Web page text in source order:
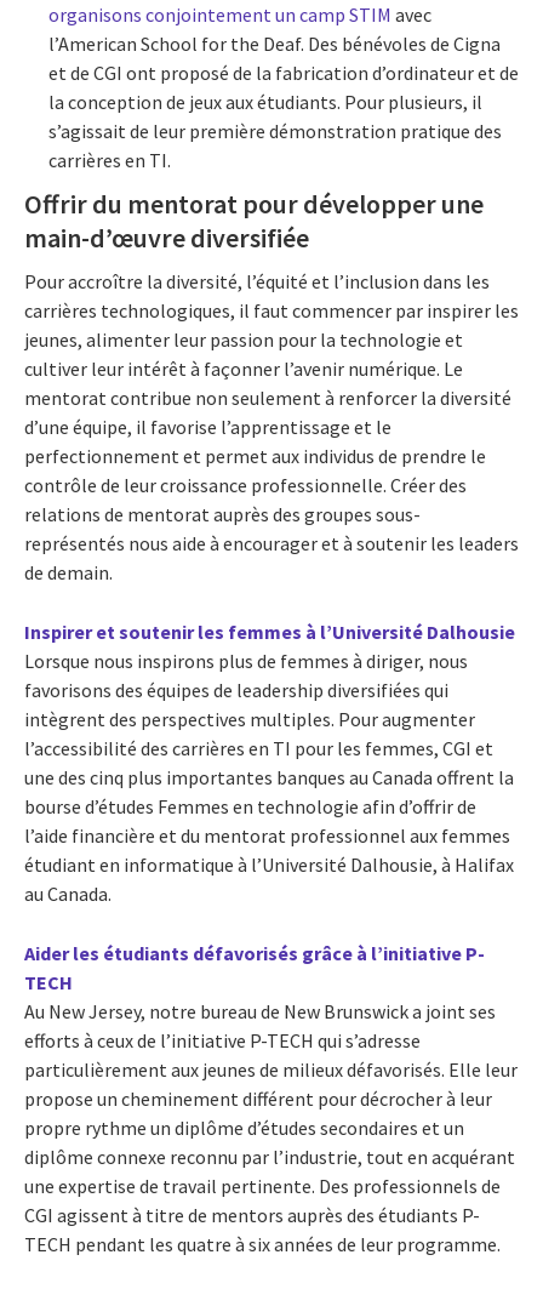
organisons conjointement un camp STIM avec
l’American School for the Deaf. Des bénévoles de Cigna
et de CGI ont proposé de la fabrication d’ordinateur et de
la conception de jeux aux étudiants. Pour plusieurs, il
s’agissait de leur première démonstration pratique des
carrières en TI.
Offrir du mentorat pour développer une
main-d’œuvre diversifiée
Pour accroître la diversité, l’équité et l’inclusion dans les
carrières technologiques, il faut commencer par inspirer les
jeunes, alimenter leur passion pour la technologie et
cultiver leur intérêt à façonner l’avenir numérique. Le
mentorat contribue non seulement à renforcer la diversité
d’une équipe, il favorise l’apprentissage et le
perfectionnement et permet aux individus de prendre le
contrôle de leur croissance professionnelle. Créer des
relations de mentorat auprès des groupes sous-
représentés nous aide à encourager et à soutenir les leaders
de demain.
Inspirer et soutenir les femmes à l’Université Dalhousie
Lorsque nous inspirons plus de femmes à diriger, nous
favorisons des équipes de leadership diversifiées qui
intègrent des perspectives multiples. Pour augmenter
l’accessibilité des carrières en TI pour les femmes, CGI et
une des cinq plus importantes banques au Canada offrent la
bourse d’études Femmes en technologie afin d’offrir de
l’aide financière et du mentorat professionnel aux femmes
étudiant en informatique à l’Université Dalhousie, à Halifax
au Canada.
Aider les étudiants défavorisés grâce à l’initiative P-
TECH
Au New Jersey, notre bureau de New Brunswick a joint ses
efforts à ceux de l’initiative P-TECH qui s’adresse
particulièrement aux jeunes de milieux défavorisés. Elle leur
propose un cheminement différent pour décrocher à leur
propre rythme un diplôme d’études secondaires et un
diplôme connexe reconnu par l’industrie, tout en acquérant
une expertise de travail pertinente. Des professionnels de
CGI agissent à titre de mentors auprès des étudiants P-
TECH pendant les quatre à six années de leur programme.